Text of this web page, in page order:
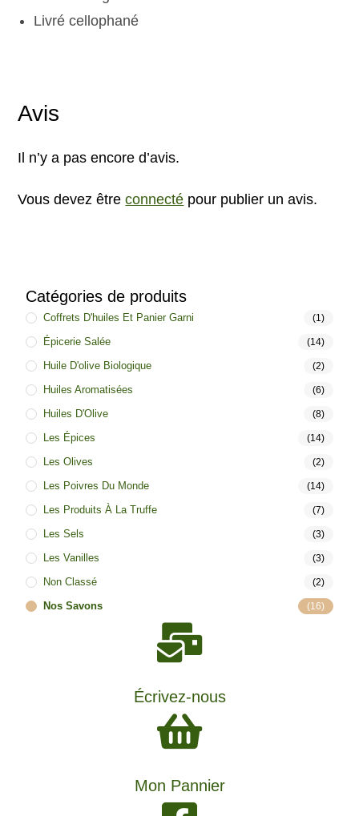
Livré cellophané
Avis
Il n’y a pas encore d’avis.
Vous devez êtreconnecté pour publier un avis.
Catégories de produits
Coffrets D'huiles Et Panier Garni (1)
Épicerie Salée (14)
Huile D'olive Biologique (2)
Huiles Aromatisées (6)
Huiles D'Olive (8)
Les Épices (14)
Les Olives (2)
Les Poivres Du Monde (14)
Les Produits À La Truffe (7)
Les Sels (3)
Les Vanilles (3)
Non Classé (2)
Nos Savons (16)
Écrivez-nous
Mon Pannier